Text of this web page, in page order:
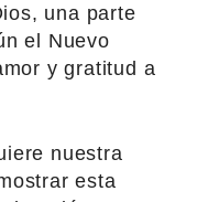
una parte
el Nuevo
y gratitud a
nuestra
esta